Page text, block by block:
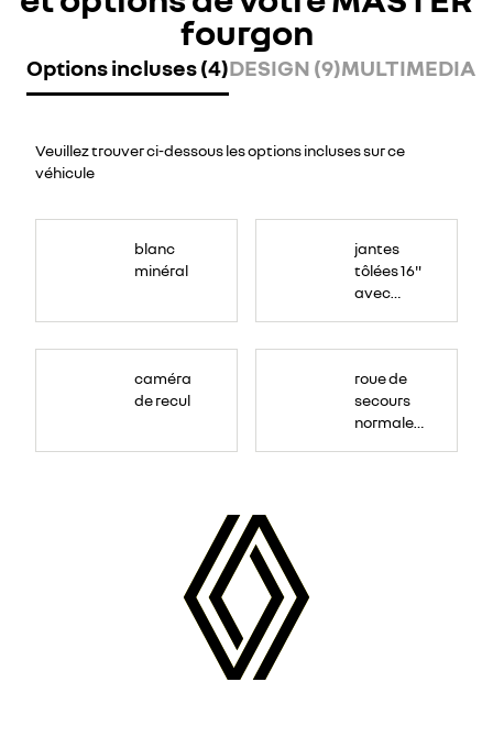
fourgon
Options incluses (4)DESIGN (9)MULTIMEDIA
Veuillez trouver ci-dessous les options incluses sur ce
véhicule
blanc
minéral
jantes
tôlées 16"
avec
caméra
de recul
roue de
secours
normale